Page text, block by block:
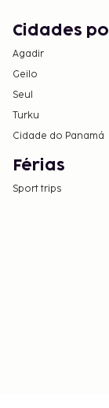
Cidades
Agadir
Geilo
Seul
Turku
Cidade do Panamá
Férias
Sport trips